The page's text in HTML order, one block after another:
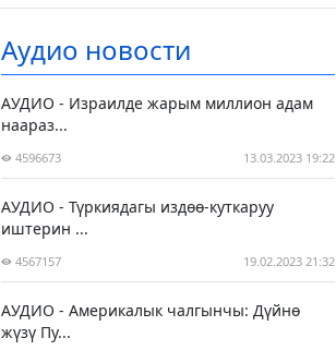
Аудио новости
АУДИО - Израилде жарым миллион адам
наараз...
4596673 13.03.2023 19:22
АУДИО - Түркиядагы издөө-куткаруу
иштерин ...
4567157 19.02.2023 21:32
АУДИО - Америкалык чалгынчы: Дүйнө
жүзү Пу...